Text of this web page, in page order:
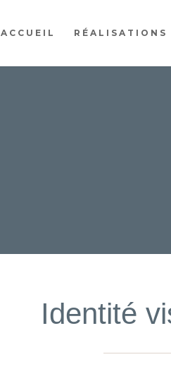
ACCUEIL RÉALISATIONS
Identité